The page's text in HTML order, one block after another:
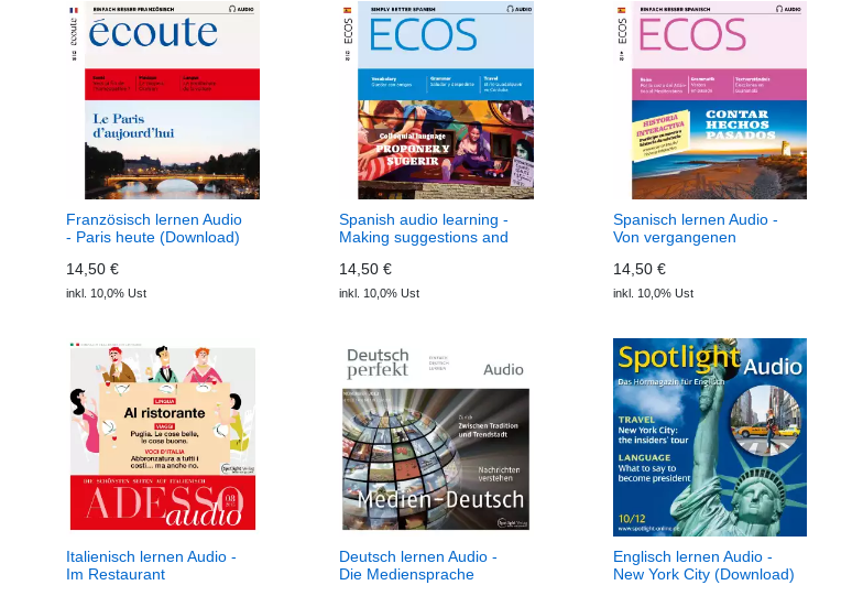
Französisch lernen Audio
- Paris heute (Download)
14,50 €
inkl. 10,0% Ust
Spanish audio learning -
Making suggestions and
Ecos Audio
14,50 €
inkl. 10,0% Ust
Spanisch lernen Audio -
Von vergangenen
(Download) Ecos Audio
14,50 €
inkl. 10,0% Ust
Italienisch lernen Audio -
Im Restaurant
Deutsch lernen Audio -
Die Mediensprache
Englisch lernen Audio -
New York City (Download)